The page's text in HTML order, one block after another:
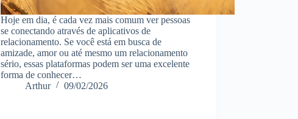
Hoje em dia, é cada vez mais comum ver pessoas
se conectando através de aplicativos de
relacionamento. Se você está em busca de
amizade, amor ou até mesmo um relacionamento
sério, essas plataformas podem ser uma excelente
forma de conhecer…
Arthur
09/02/2026